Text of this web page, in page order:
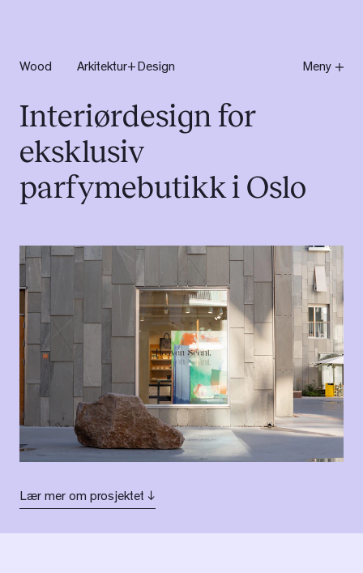
Wood Arkitektur+Design Meny
Interiørdesign for
eksklusiv
parfymebutikk i Oslo
Lær mer om prosjektet ↓